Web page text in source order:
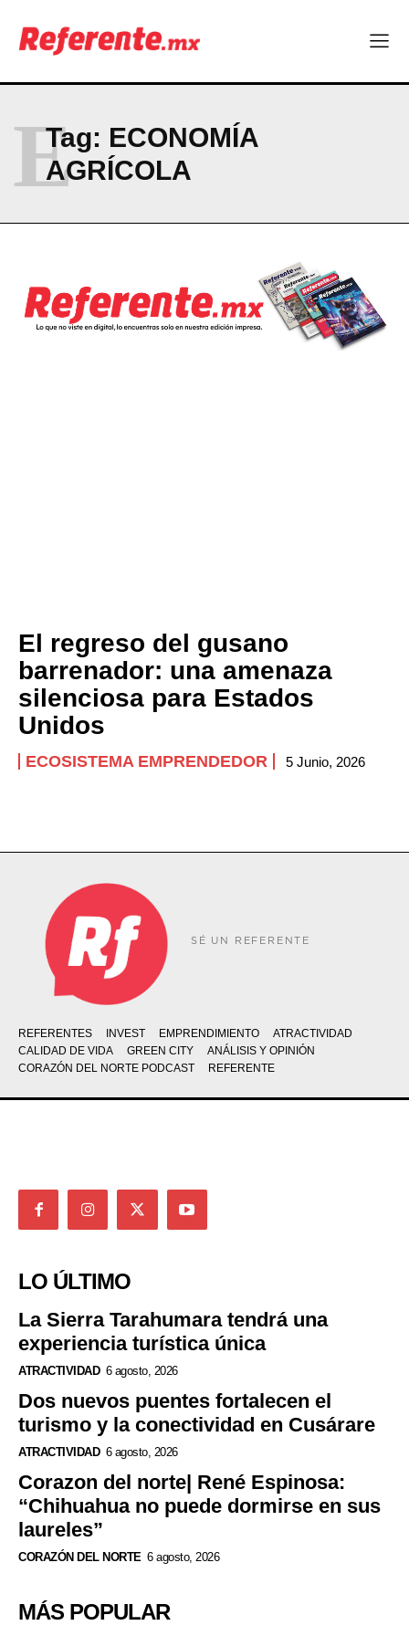
CONTACT
PRIVACY POLICY
Tag: ECONOMÍA
AGRÍCOLA
E
El regreso del gusano
barrenador: una amenaza
silenciosa para Estados
Unidos
ECOSISTEMA EMPRENDEDOR 5 Junio, 2026
SÉ UN REFERENTE
REFERENTES INVEST EMPRENDIMIENTO
ATRACTIVIDAD
CALIDAD DE VIDA
GREEN CITY
ANÁLISIS Y OPINIÓN
CORAZÓN DEL NORTE PODCAST
REFERENTE
LO ÚLTIMO
La Sierra Tarahumara tendrá una
experiencia turística única
ATRACTIVIDAD 6 agosto, 2026
Dos nuevos puentes fortalecen el
turismo y la conectividad en Cusárare
ATRACTIVIDAD 6 agosto, 2026
Corazon del norte| René Espinosa:
“Chihuahua no puede dormirse en sus
laureles”
CORAZÓN DEL NORTE 6 agosto, 2026
MÁS POPULAR